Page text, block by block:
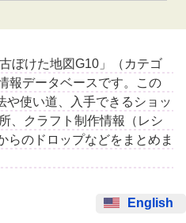
ぼけた地図G10」（カテゴ
報データベースです。この
や使い道、入手できるショッ
、クラフト制作情報（レシ
らのドロップなどをまとめま
English